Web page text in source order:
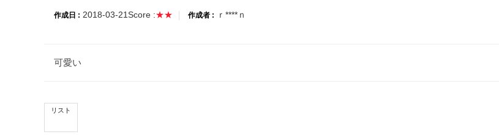
作成日 : 2018-03-21Score :★★ 作成者 : ｒ****ｎ
可愛い
リスト